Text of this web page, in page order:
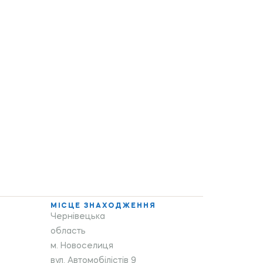
МІСЦЕ ЗНАХОДЖЕННЯ
Чернівецька
область
м. Новоселиця
вул. Автомобілістів 9